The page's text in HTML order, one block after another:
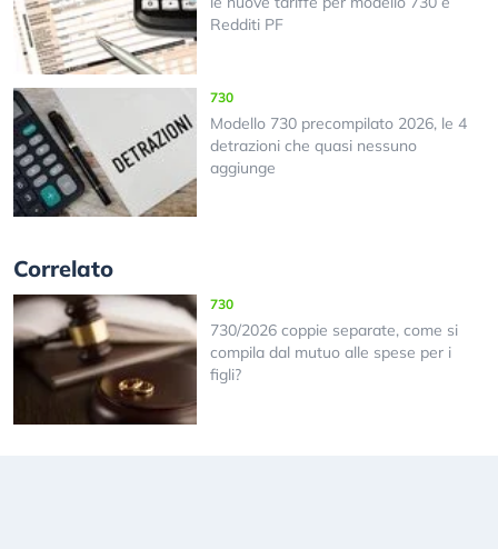
Redditi PF
730
Modello 730 precompilato 2026, le 4
detrazioni che quasi nessuno
aggiunge
Correlato
730
730/2026 coppie separate, come si
compila dal mutuo alle spese per i
figli?